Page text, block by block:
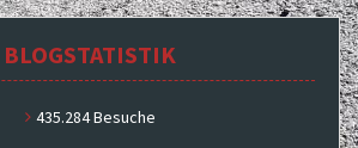
BLOGSTATISTIK
435.284 Besuche